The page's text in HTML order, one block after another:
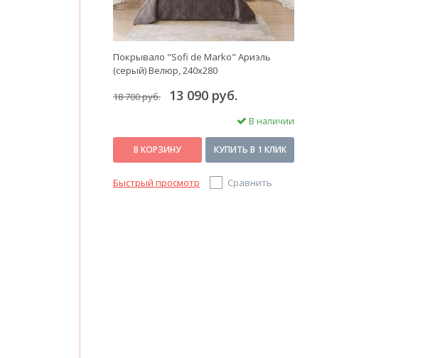
Покрывало "Sofi de Marko" Ариэль
(серый) Велюр, 240x280
18 700 руб. 13 090 руб.
В наличии
В КОРЗИНУ КУПИТЬ В 1 КЛИК
Быстрый просмотр Сравнить